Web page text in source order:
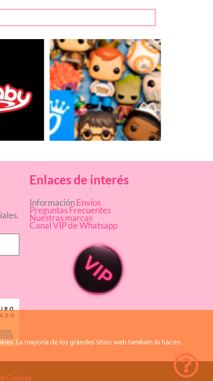
Enlaces de interés
InformaciónEnvíos
Preguntas Frecuentes
Nuestras marcas
Canal VIP de Whatsapp
Cookies
La mayoría de los grandes sitios web también lo hacen.